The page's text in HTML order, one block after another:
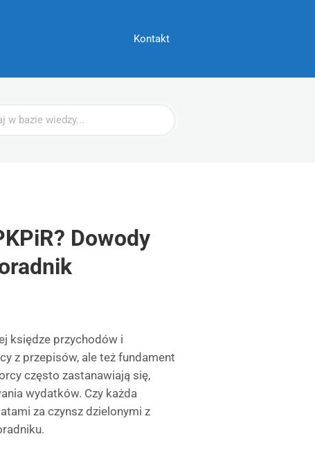
Kontakt
Dowody
księdze przychodów i
z przepisów, ale też fundament
często zastanawiają się,
wydatków. Czy każda
za czynsz dzielonymi z